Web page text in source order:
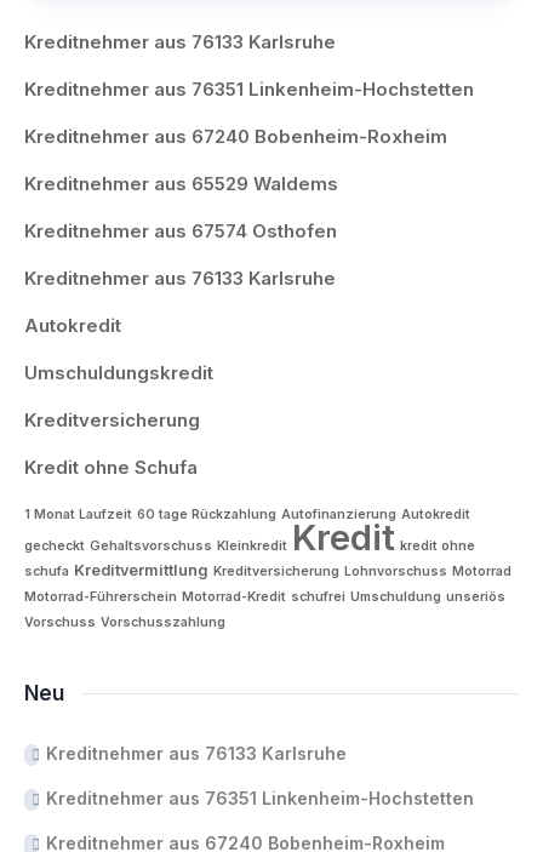
Kreditnehmer aus 76133 Karlsruhe
Kreditnehmer aus 76351 Linkenheim-Hochstetten
Kreditnehmer aus 67240 Bobenheim-Roxheim
Kreditnehmer aus 65529 Waldems
Kreditnehmer aus 67574 Osthofen
Kreditnehmer aus 76133 Karlsruhe
Autokredit
Umschuldungskredit
Kreditversicherung
Kredit ohne Schufa
1 Monat Laufzeit 60 tage Rückzahlung Autofinanzierung Autokredit
gecheckt Gehaltsvorschuss Kleinkredit Kredit kredit ohne
schufa Kreditvermittlung Kreditversicherung Lohnvorschuss Motorrad
Motorrad-Führerschein Motorrad-Kredit schufrei Umschuldung unseriös
Vorschuss Vorschusszahlung
Neu
Kreditnehmer aus 76133 Karlsruhe
Kreditnehmer aus 76351 Linkenheim-Hochstetten
Kreditnehmer aus 67240 Bobenheim-Roxheim